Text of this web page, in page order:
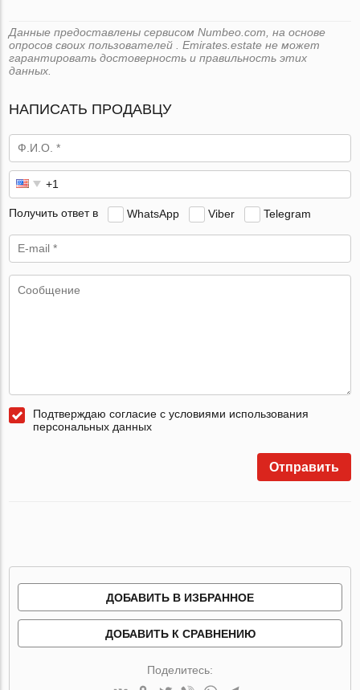
Данные предоставлены сервисом Numbeo.com, на основе
опросов своих пользователей . Emirates.estate не может
гарантировать достоверность и правильность этих
данных.
НАПИСАТЬ ПРОДАВЦУ
Получить ответ в WhatsApp Viber Telegram
Подтверждаю согласие с условиями использования
персональных данных
Отправить
ДОБАВИТЬ В ИЗБРАННОЕ
ДОБАВИТЬ К СРАВНЕНИЮ
Поделитесь: